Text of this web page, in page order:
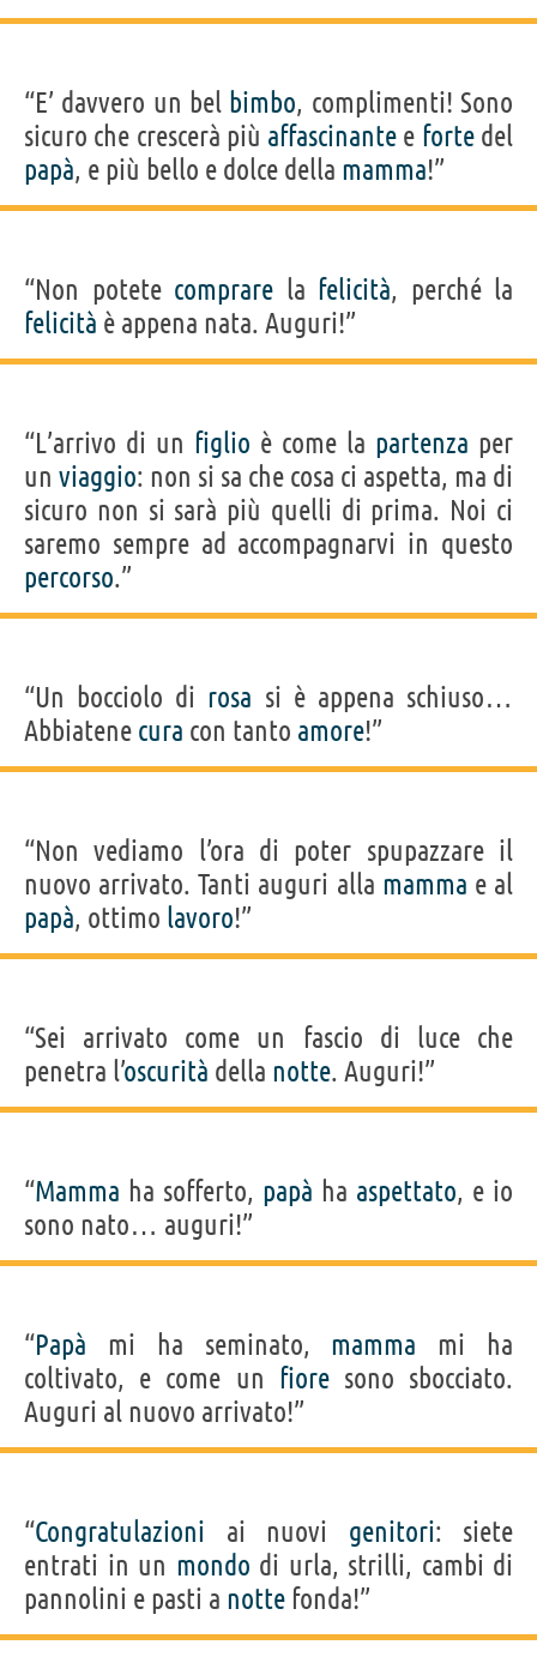
“E’ davvero un bel bimbo, complimenti! Sono
sicuro che crescerà più affascinante e fortedel
papà, e più bello e dolce della mamma!”
“Non potete comprare la felicità, perché la
felicità è appena nata. Auguri!”
“L’arrivo di un figlio è come la partenza per
un viaggio: non si sa che cosa ci aspetta, ma di
sicuro non si sarà più quelli di prima. Noi ci
saremo sempre ad accompagnarvi in questo
percorso.”
“Un bocciolo di rosa si è appena schiuso…
Abbiatene cura con tanto amore!”
“Non vediamo l’ora di poter spupazzare il
nuovo arrivato. Tanti auguri alla mamma e al
papà, ottimo lavoro!”
“Sei arrivato come un fascio di luce che
penetra l’oscurità della notte. Auguri!”
“Mamma ha sofferto, papà ha aspettato, e io
sono nato… auguri!”
“Papà mi ha seminato, mamma mi ha
coltivato, e come un fioresono sbocciato.
Auguri al nuovo arrivato!”
“Congratulazioni ai nuovi genitori: siete
entrati in un mondo di urla, strilli, cambi di
pannolini e pasti a notte fonda!”